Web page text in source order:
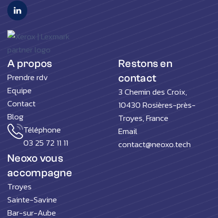
A propos
Prendre rdv
Equipe
Contact
Blog
Téléphone
03 25 72 11 11
Restons en
contact
3 Chemin des Croix,
10430 Rosières-près-
Troyes, France
Email
contact@neoxo.tech
Neoxo vous
accompagne
Troyes
Sainte-Savine
Bar-sur-Aube